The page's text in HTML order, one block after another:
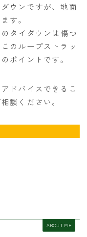
ウンですが、地面
す。
タイダウンは傷つ
のループストラッ
ポイントです。
ドバイスできるこ
談ください。
ABOUT ME